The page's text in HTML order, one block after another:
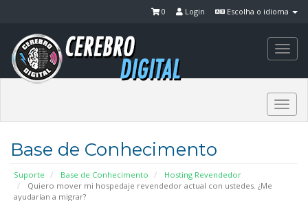
Escolha o idioma
Login
0
Base de Conhecimento
Suporte Base de Conhecimento
Hosting Revendedor
Quiero mover mi hospedaje revendedor actual con ustedes. ¿Me
ayudarían a migrar?